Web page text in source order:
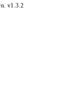
v1.3.2